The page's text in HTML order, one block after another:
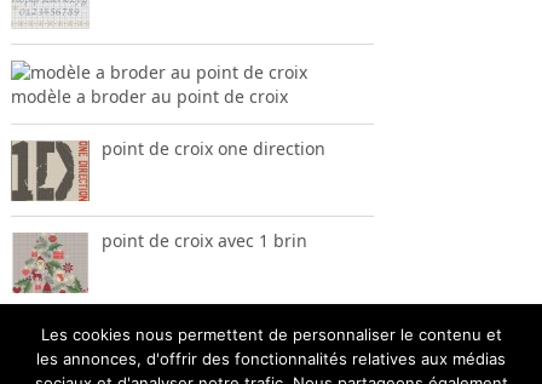
modèle a broder au point de croix
point de croix one direction
point de croix avec 1 brin
Les cookies nous permettent de personnaliser le contenu et
les annonces, d'offrir des fonctionnalités relatives aux médias